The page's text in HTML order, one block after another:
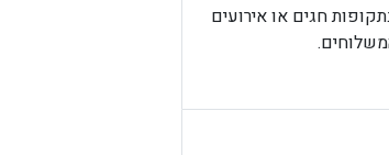
חגים או אירועים